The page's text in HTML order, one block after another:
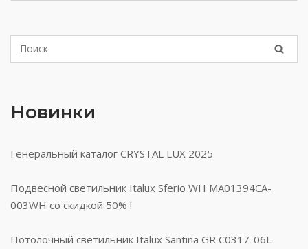
Новинки
Генеральный каталог CRYSTAL LUX 2025
Подвесной светильник Italux Sferio WH MA01394CA-
003WH со скидкой 50% !
Потолочный светильник Italux Santina GR C0317-06L-